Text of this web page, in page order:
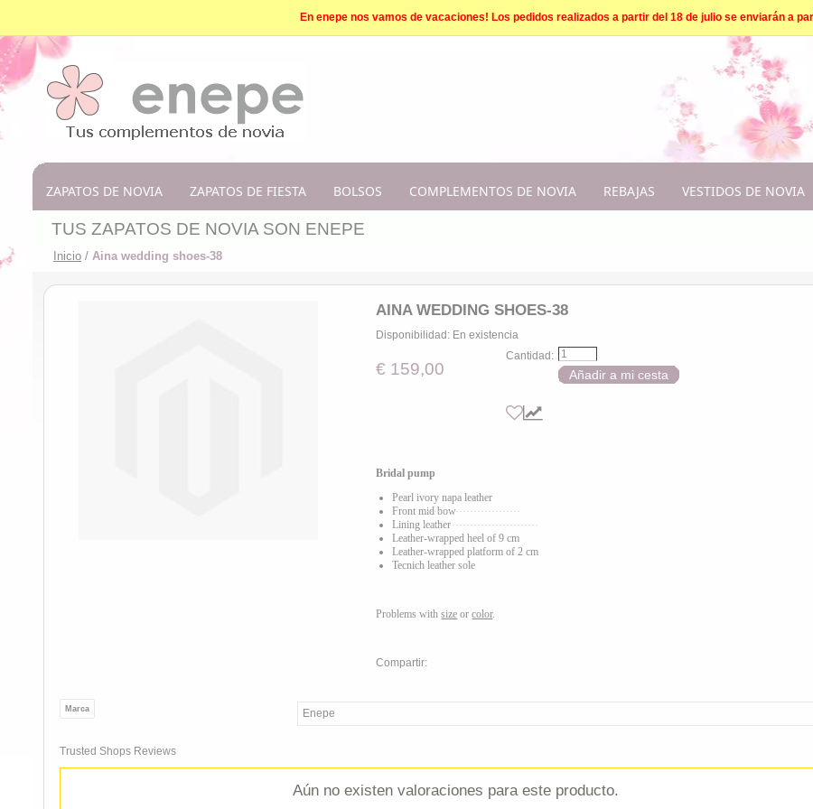
En enepe nos vamos de vacaciones! Los pedidos realizados a partir del 18 de julio se enviarán a
ZAPATOS DE NOVIA ZAPATOS DE FIESTA BOLSOS COMPLEMENTOS DE NOVIA REBAJAS VESTIDOS DE NOVIA
TUS ZAPATOS DE NOVIA SON ENEPE
Inicio / Aina wedding shoes-38
AINA WEDDING SHOES-38
Disponibilidad: En existencia
€ 159,00
Cantidad:
Añadir a mi cesta
Bridal pump
Pearl ivory napa leather
Front mid bow
Lining leather
Leather-wrapped heel of 9 cm
Leather-wrapped platform of 2 cm
Tecnich leather sole
Problems withsize orcolor.
Compartir:
Marca Enepe
Trusted Shops Reviews
Aún no existen valoraciones para este producto.